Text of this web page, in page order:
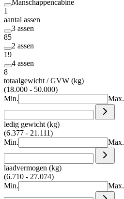
Manschappencabine
1
aantal assen
3 assen
85
2 assen
19
4 assen
8
totaalgewicht / GVW (kg)
(18.000 - 50.000)
Min.
Max.
ledig gewicht (kg)
(6.377 - 21.111)
Min.
Max.
laadvermogen (kg)
(6.710 - 27.074)
Min.
Max.